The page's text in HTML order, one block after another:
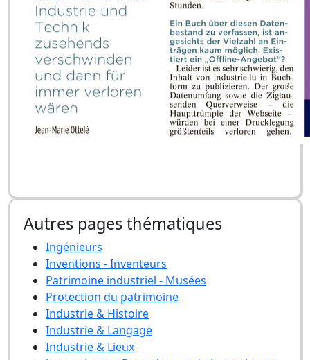
Autres pages thématiques
Ingénieurs
Inventions - Inventeurs
Patrimoine industriel - Musées
Protection du patrimoine
Industrie & Histoire
Industrie & Langage
Industrie & Lieux